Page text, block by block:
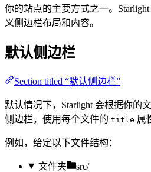
你的站点的主要方式之一。
义侧边栏布局和内容。
默认侧边栏
Section titled “默认侧边栏”
默认情况下，Starlight 会根据你的
侧边栏，使用每个文件的 title 属
例如，给定以下文件结构：
文件夹
src/